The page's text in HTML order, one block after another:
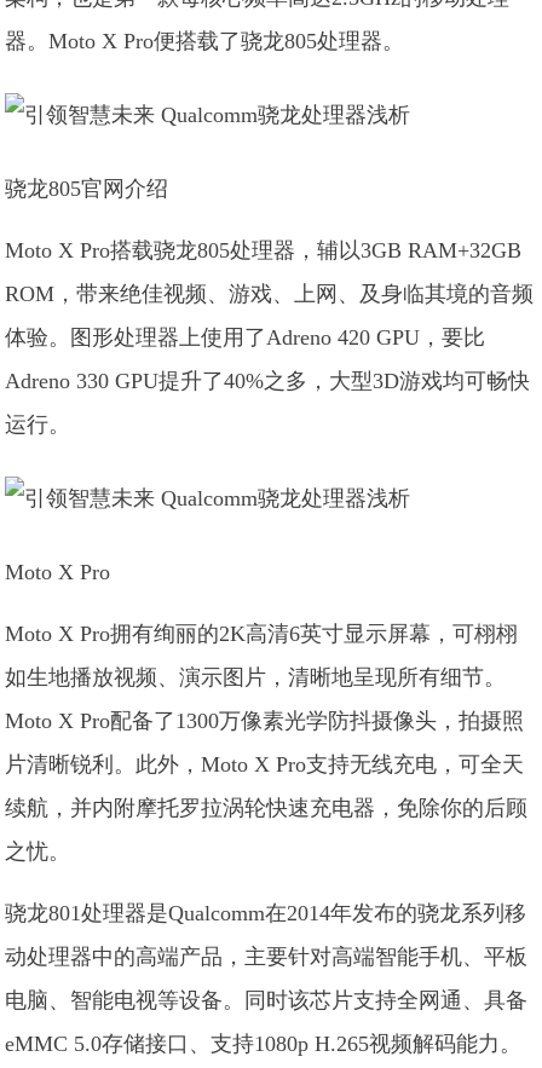
器。Moto X Pro便搭载了骁龙805处理器。
骁龙805官网介绍
Moto X Pro搭载骁龙805处理器，辅以3GB RAM+32GB
ROM，带来绝佳视频、游戏、上网、及身临其境的音频
体验。图形处理器上使用了Adreno 420 GPU，要比
Adreno 330 GPU提升了40%之多，大型3D游戏均可畅快
运行。
Moto X Pro
Moto X Pro拥有绚丽的2K高清6英寸显示屏幕，可栩栩
如生地播放视频、演示图片，清晰地呈现所有细节。
Moto X Pro配备了1300万像素光学防抖摄像头，拍摄照
片清晰锐利。此外，Moto X Pro支持无线充电，可全天
续航，并内附摩托罗拉涡轮快速充电器，免除你的后顾
之忧。
骁龙801处理器是Qualcomm在2014年发布的骁龙系列移
动处理器中的高端产品，主要针对高端智能手机、平板
电脑、智能电视等设备。同时该芯片支持全网通、具备
eMMC 5.0存储接口、支持1080p H.265视频解码能力。